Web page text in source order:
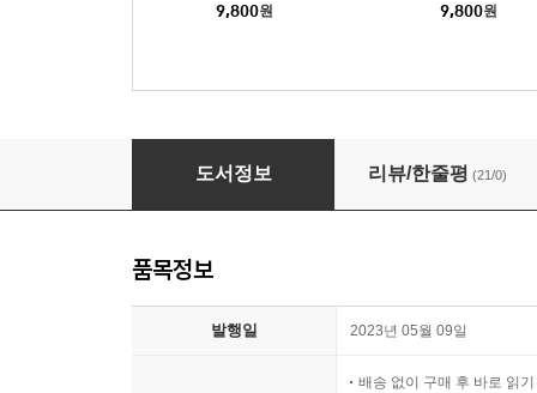
9,800원 9,800원
평온한 삶(La vie tranquille)
도서정보 리뷰/한줄평 (21/0)
품목정보
발행일 2023년 05월 09일
배송 없이 구매 후 바로 읽기